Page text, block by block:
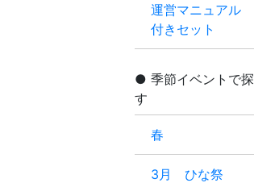
運営マニュアル
付きセット
季節イベントで探
す
春
3月 ひな祭